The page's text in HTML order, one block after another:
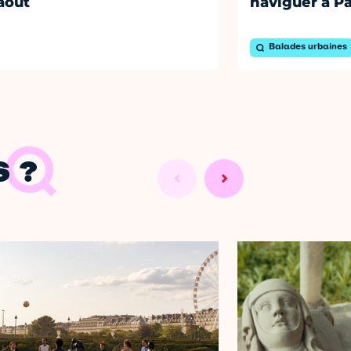
Balades urbaines
?